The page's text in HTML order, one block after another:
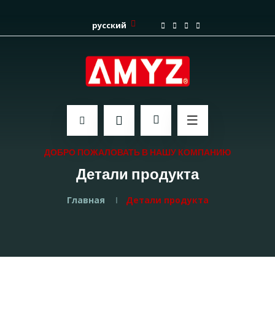
русский
ДОБРО ПОЖАЛОВАТЬ В НАШУ КОМПАНИЮ
Детали продукта
Главная Детали продукта